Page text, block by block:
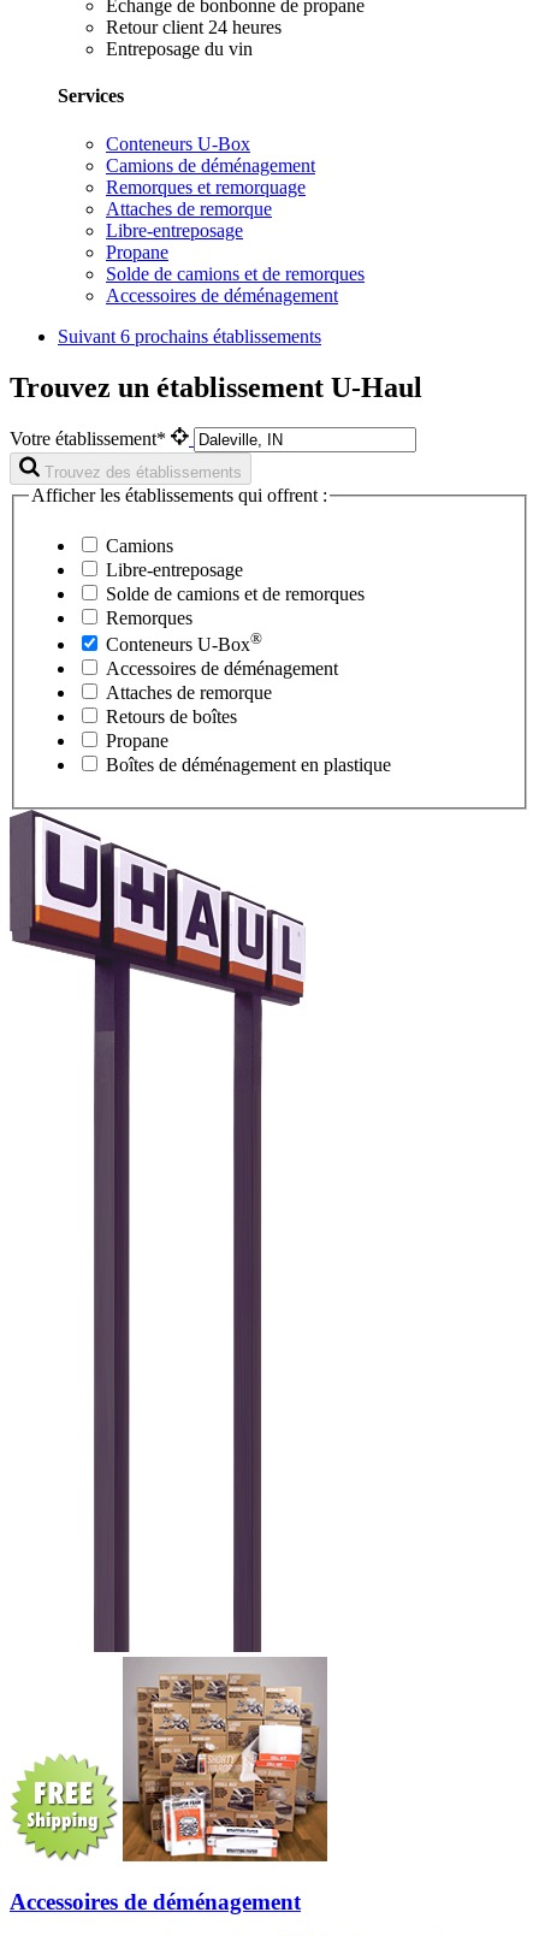
Échange de bonbonne de propane
Retour client 24 heures
Entreposage du vin
Services
Conteneurs U-Box
Camions de déménagement
Remorques et remorquage
Attaches de remorque
Libre-entreposage
Propane
Solde de camions et de remorques
Accessoires de déménagement
Suivant 6 prochains établissements
Trouvez un établissement U-Haul
Votre établissement*
Trouvez des établissements
Afficher les établissements qui offrent :
Camions
Libre-entreposage
Solde de camions et de remorques
Remorques
Conteneurs U-Box®
Accessoires de déménagement
Attaches de remorque
Retours de boîtes
Propane
Boîtes de déménagement en plastique
Accessoires de déménagement